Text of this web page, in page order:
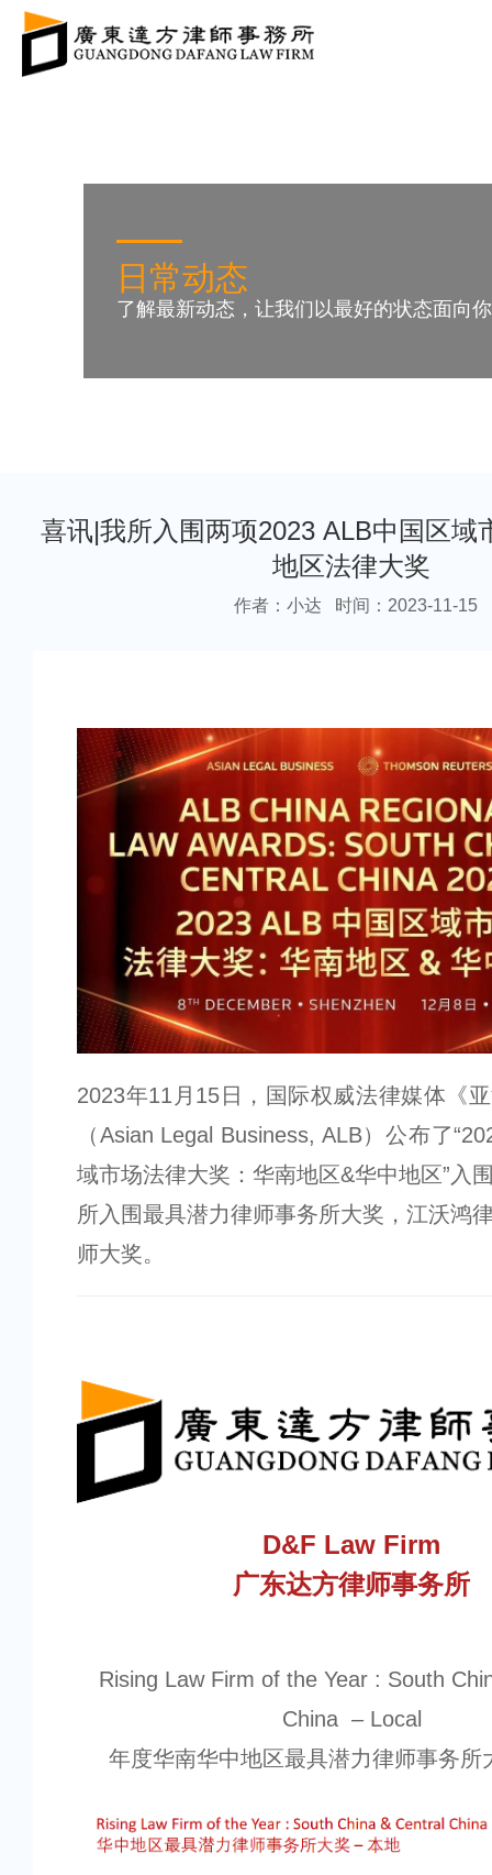
日常动态
了解最新动态，让我们以最好的状态面向你
喜讯|我所入围两项2023 ALB中国区域
地区法律大奖
作者：小达 时间：2023-11-15
2023年11月15日，国际权威法律媒体《
（Asian Legal Business, ALB）公布了
域市场法律大奖：华南地区&华中地区”入
所入围最具潜力律师事务所大奖，江沃鸿
师大奖。
D&F Law Firm
广东达方律师事务所
Rising Law Firm of the Year : South
China – Local
年度华南华中地区最具潜力律师事务所